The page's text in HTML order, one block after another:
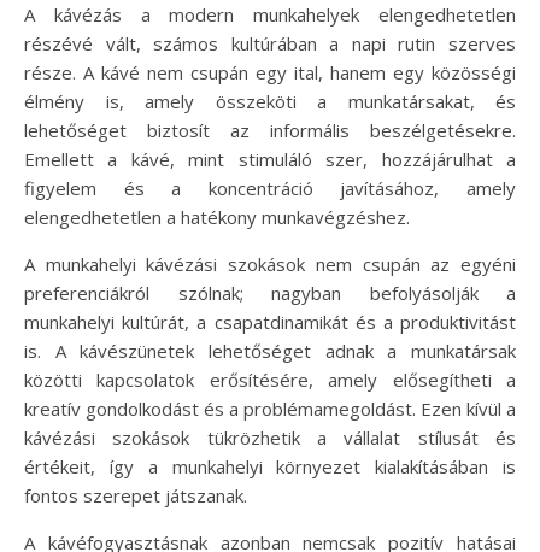
A kávézás a modern munkahelyek elengedhetetlen
részévé vált, számos kultúrában a napi rutin szerves
része. A kávé nem csupán egy ital, hanem egy közösségi
élmény is, amely összeköti a munkatársakat, és
lehetőséget biztosít az informális beszélgetésekre.
Emellett a kávé, mint stimuláló szer, hozzájárulhat a
figyelem és a koncentráció javításához, amely
elengedhetetlen a hatékony munkavégzéshez.
A munkahelyi kávézási szokások nem csupán az egyéni
preferenciákról szólnak; nagyban befolyásolják a
munkahelyi kultúrát, a csapatdinamikát és a produktivitást
is. A kávészünetek lehetőséget adnak a munkatársak
közötti kapcsolatok erősítésére, amely elősegítheti a
kreatív gondolkodást és a problémamegoldást. Ezen kívül a
kávézási szokások tükrözhetik a vállalat stílusát és
értékeit, így a munkahelyi környezet kialakításában is
fontos szerepet játszanak.
A kávéfogyasztásnak azonban nemcsak pozitív hatásai